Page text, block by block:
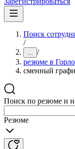
Поиск
/
... /
резюме в
сменный
Поиск по резюме и
Резюме